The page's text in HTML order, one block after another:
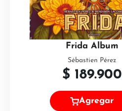
Frida Album
Sébastien Pérez
$ 189.900
Agregar